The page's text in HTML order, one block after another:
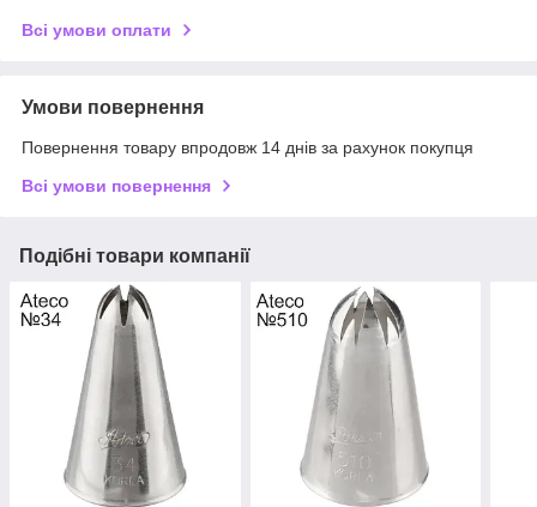
Всі умови оплати
Умови повернення
Повернення товару впродовж 14 днів за рахунок покупця
Всі умови повернення
Подібні товари компанії